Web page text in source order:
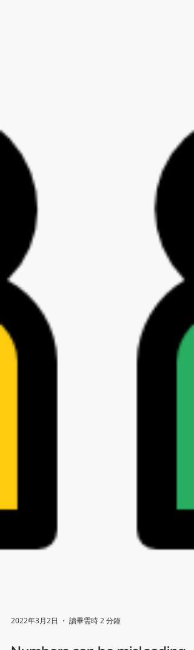
2022年3月2日 讀畢需時 2 分鐘